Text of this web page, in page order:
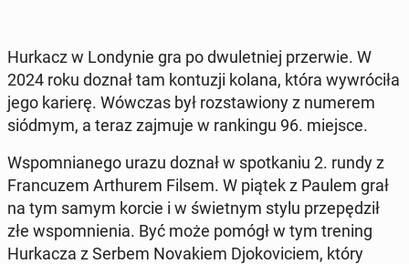
Hurkacz w Lon­dy­nie gra po dwu­let­niej prze­rwie. W
2024 roku doznał tam kon­tu­zji kolana, która wy­wró­ci­ła
jego karierę. Wówczas był roz­sta­wio­ny z numerem
siódmym, a teraz zajmuje w ran­kin­gu 96. miejsce.
Wspo­mnia­ne­go urazu doznał w spo­tka­niu 2. rundy z
Fran­cu­zem Ar­thu­rem Filsem. W piątek z Paulem grał
na tym samym korcie i w świet­nym stylu prze­pę­dził
złe wspo­mnie­nia. Być może pomógł w tym trening
Hur­ka­cza z Serbem No­va­kiem Djo­ko­vi­ciem, który